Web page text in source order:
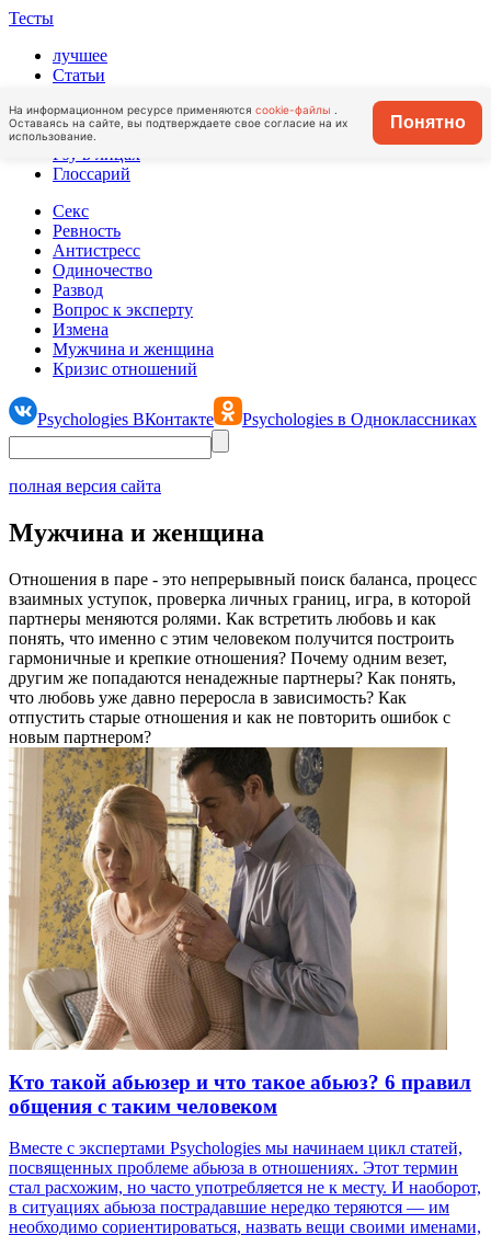
Тесты
лучшее
Статьи
Личный опыт
Стиль жизни
Psy в лицах
Глоссарий
Секс
Ревность
Антистресс
Одиночество
Развод
Вопрос к эксперту
Измена
Мужчина и женщина
Кризис отношений
Psychologies ВКонтакте Psychologies в Одноклассниках
полная версия сайта
На информационном ресурсе применяются cookie-файлы
Оставаясь на сайте, вы подтверждаете свое согласие на их
использование.
Понятно
Мужчина и женщина
Отношения в паре - это непрерывный поиск баланса, процесс
взаимных уступок, проверка личных границ, игра, в которой
партнеры меняются ролями. Как встретить любовь и как
понять, что именно с этим человеком получится построить
гармоничные и крепкие отношения? Почему одним везет,
другим же попадаются ненадежные партнеры? Как понять,
что любовь уже давно переросла в зависимость? Как
отпустить старые отношения и как не повторить ошибок с
новым партнером?
Кто такой абьюзер и что такое абьюз? 6 правил
общения с таким человеком
Вместе с экспертами Psychologies мы начинаем цикл статей,
посвященных проблеме абьюза в отношениях. Этот термин
стал расхожим, но часто употребляется не к месту. И наоборот,
в ситуациях абьюза пострадавшие нередко теряются — им
необходимо сориентироваться, назвать вещи своими именами,